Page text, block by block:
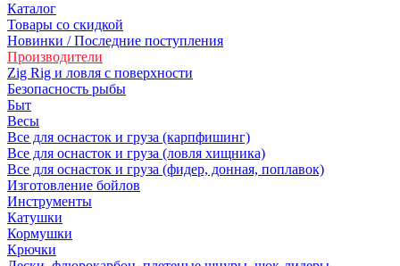
Каталог
Товары со скидкой
Новинки / Последние поступления
Производители
Zig Rig и ловля с поверхности
Безoпасность рыбы
Быт
Весы
Все для оснасток и груза (карпфишинг)
Все для оснасток и груза (ловля хищника)
Все для оснасток и груза (фидер, донная, поплавок)
Изготовление бойлов
Инструменты
Катушки
Кормушки
Крючки